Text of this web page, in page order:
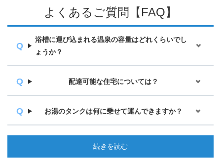
よくあるご質問【FAQ】
浴槽に運び込まれる温泉の容量はどれくらいでし
ょうか？
配達可能な住宅については？
お湯のタンクは何に乗せて運んできますか？
続きを読む